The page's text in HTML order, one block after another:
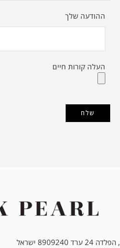
ההודעה שלך
העלה קורות חיים
, הפלדה 24 ערד 8909240 ישראל